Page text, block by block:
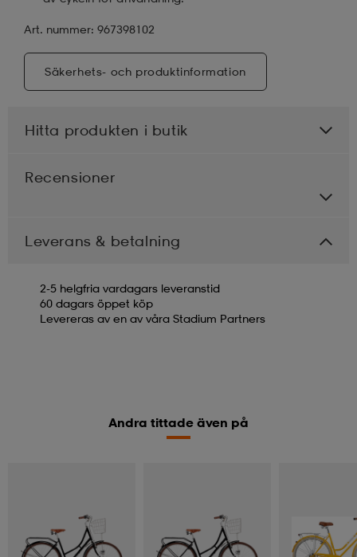
Art. nummer: 967398102
Säkerhets- och produktinformation
Hitta produkten i butik
Recensioner
Leverans & betalning
2-5 helgfria vardagars leveranstid
60 dagars öppet köp
Levereras av en av våra Stadium Partners
Andra tittade även på